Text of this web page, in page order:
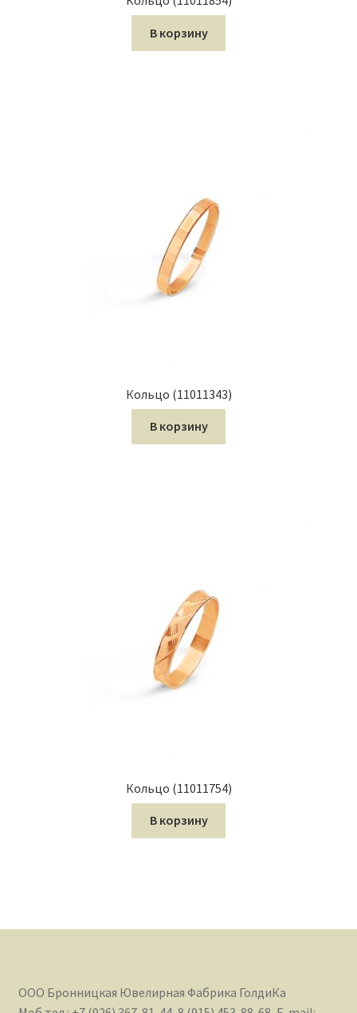
В корзину
Кольцо (11011343)
В корзину
Кольцо (11011754)
В корзину
ООО Бронницкая Ювелирная Фабрика ГолдиКа